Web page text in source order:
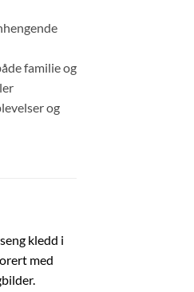
familie og
og
ønskelisten